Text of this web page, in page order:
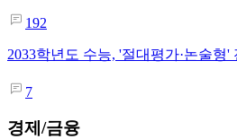
192
2033학년도 수능, '절대평가·논술형
7
경제/금융